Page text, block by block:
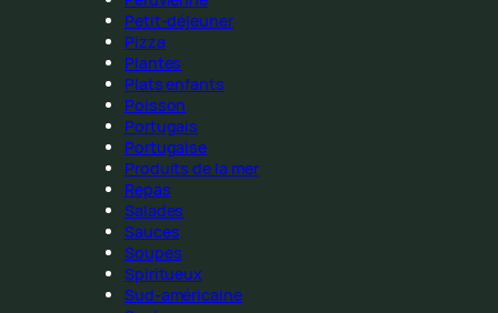
Petit-déjeuner
Pizza
Plantes
Plats enfants
Poisson
Portugais
Portugaise
Produits de la mer
Repas
Salades
Sauces
Soupes
Spiritueux
Sud-américaine